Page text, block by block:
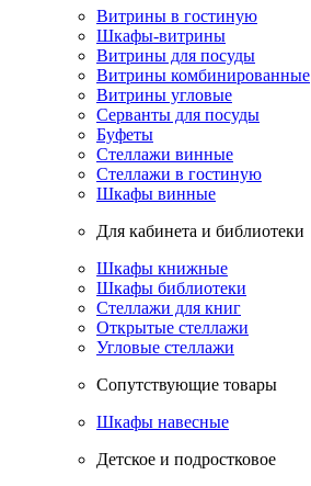
Витрины в гостиную
Шкафы-витрины
Витрины для посуды
Витрины комбинированные
Витрины угловые
Серванты для посуды
Буфеты
Стеллажи винные
Стеллажи в гостиную
Шкафы винные
Для кабинета и библиотеки
Шкафы книжные
Шкафы библиотеки
Стеллажи для книг
Открытые стеллажи
Угловые стеллажи
Сопутствующие товары
Шкафы навесные
Детское и подростковое